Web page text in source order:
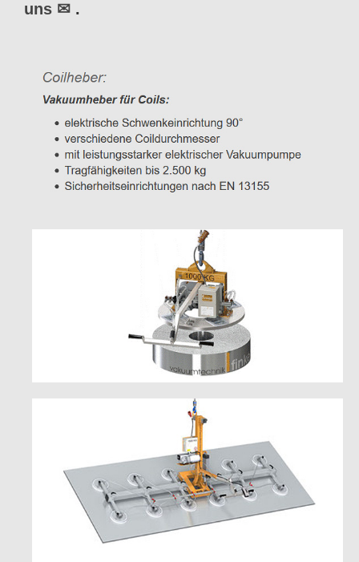
uns ✉ .